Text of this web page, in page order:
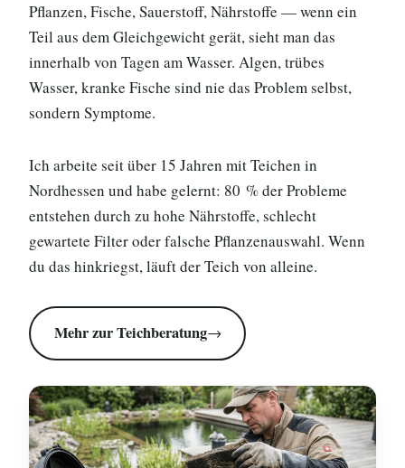
Pflanzen, Fische, Sauerstoff, Nährstoffe — wenn ein
Teil aus dem Gleichgewicht gerät, sieht man das
innerhalb von Tagen am Wasser. Algen, trübes
Wasser, kranke Fische sind nie das Problem selbst,
sondern Symptome.
Ich arbeite seit über 15 Jahren mit Teichen in
Nordhessen und habe gelernt: 80 % der Probleme
entstehen durch zu hohe Nährstoffe, schlecht
gewartete Filter oder falsche Pflanzenauswahl. Wenn
du das hinkriegst, läuft der Teich von alleine.
Mehr zur Teichberatung